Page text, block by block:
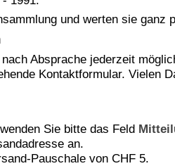
und werten sie ganz
Absprache jederzeit
Kontaktformular. Vielen
Sie bitte das Feld
an.
Pauschale von CHF 5.